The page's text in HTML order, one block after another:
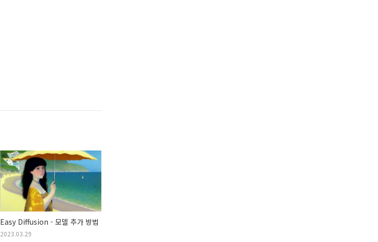
Easy Diffusion - 모델 추가 방법
2023.03.29